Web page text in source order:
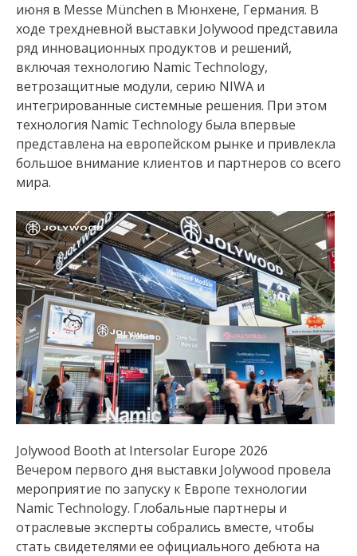
июня в Messe München в Мюнхене, Германия. В
ходе трехдневной выставки Jolywood представила
ряд инновационных продуктов и решений,
включая технологию Namic Technology,
ветрозащитные модули, серию NIWA и
интегрированные системные решения. При этом
технология Namic Technology была впервые
представлена на европейском рынке и привлекла
большое внимание клиентов и партнеров со всего
мира.
Jolywood Booth at Intersolar Europe 2026
Вечером первого дня выставки Jolywood провела
мероприятие по запуску к Европе технологии
Namic Technology. Глобальные партнеры и
отраслевые эксперты собрались вместе, чтобы
стать свидетелями ее официального дебюта на